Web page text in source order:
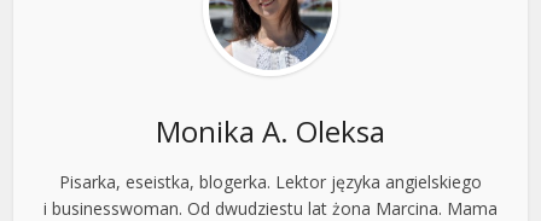
Monika A. Oleksa
Pisarka, eseistka, blogerka. Lektor języka angielskiego
i businesswoman. Od dwudziestu lat żona Marcina. Mama